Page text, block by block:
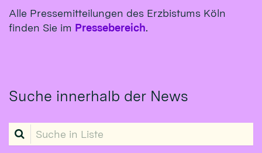
Alle Pressemitteilungen des Erzbistums Köln
finden Sie im Pressebereich.
Suche innerhalb der News
Suche in Liste